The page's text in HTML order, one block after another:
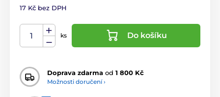
17 Kč bez DPH
ks Do košíku
Doprava zdarma od 1 800 Kč
Možnosti doručení ›